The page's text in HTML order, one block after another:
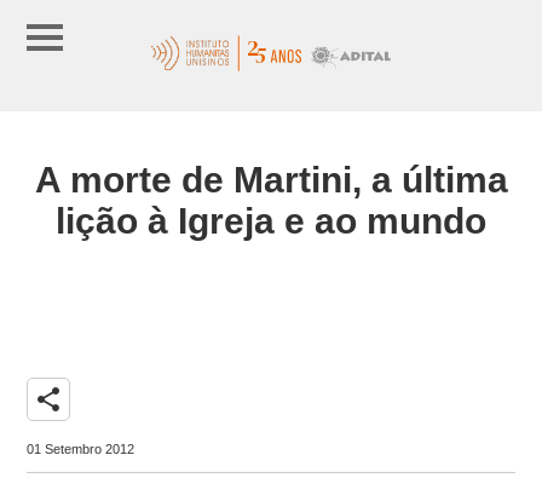
A morte de Martini, a última
lição à Igreja e ao mundo
share
01 Setembro 2012